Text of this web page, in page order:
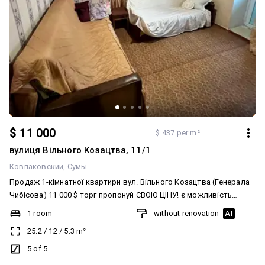
$ 11 000 $ 437 per m²
вулиця Вільного Козацтва, 11/1
Ковпаковский Сумы
Продаж 1-кімнатної квартири вул. Вільного Козацтва (Генерала
Чибісова) 11 000 $ торг пропонуй СВОЮ ЦІНУ! є можливість
придбати за програмою єВідновлення Косметичний ремонт
техніка за домовленістю Охайний під’їзд Зручне
місцерозташування.Поруч магазини, аптеки, зупинки
1 room
25.2/ 12/ 5.3 m²
5 of 5
without renovation AI